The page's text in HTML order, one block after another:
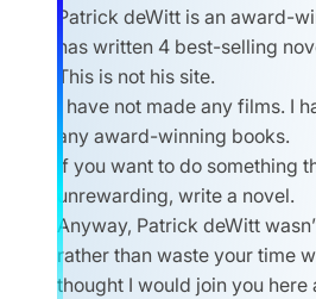
Patrick deWitt is an award-
has written 4 best-selling
This is not his site.
I have not made any films. I
any award-winning books.
If you want to do something
unrewarding, write a novel.
Anyway, Patrick deWitt
rather than waste your time
thought I would join you here